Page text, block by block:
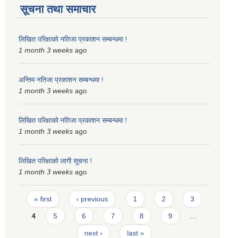
सूचना तथा समाचार
लिखित परिक्षाको नतिजा प्रकाशन सम्बन्धमा !
1 month 3 weeks ago
अन्तिम नतिजा प्रकाशन सम्बन्धमा !
1 month 3 weeks ago
लिखित परिक्षाको नतिजा प्रकाशन सम्बन्धमा !
1 month 3 weeks ago
लिखित परिक्षाको लागी सूचना !
1 month 3 weeks ago
Pages
« first ‹ previous 1 2 3
4 5 6 7 8 9 …
next › last »